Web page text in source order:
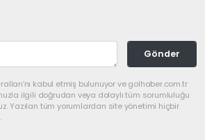
Gönder
kabul etmiş bulunuyor ve golhaber.com.tr
ilgili doğrudan veya dolaylı tüm sorumluluğu
Yazılan tüm yorumlardan site yönetimi hiçbir